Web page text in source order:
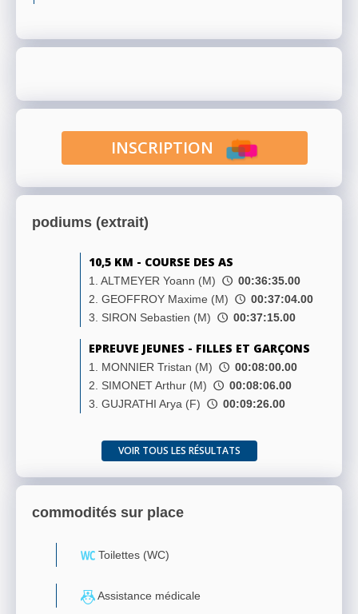
INSCRIPTION
podiums (extrait)
10,5 KM - COURSE DES AS
1. ALTMEYER Yoann (M)
00:36:35.00
2. GEOFFROY Maxime (M)
00:37:04.00
3. SIRON Sebastien (M)
00:37:15.00
EPREUVE JEUNES - FILLES ET GARÇONS
1. MONNIER Tristan (M)
00:08:00.00
2. SIMONET Arthur (M)
00:08:06.00
3. GUJRATHI Arya (F)
00:09:26.00
VOIR TOUS LES RÉSULTATS
commodités sur place
Toilettes (WC)
Assistance médicale